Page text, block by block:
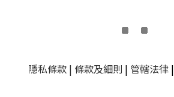
隱私條款| 條款及細則 | 管轄法律|